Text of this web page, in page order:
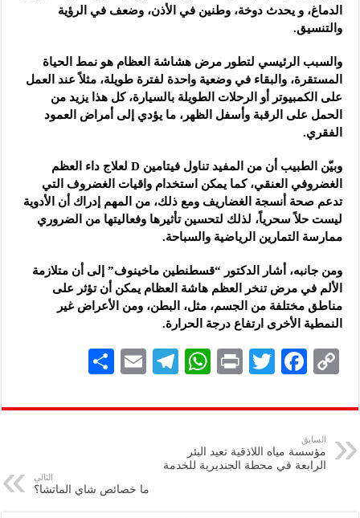
الدماغ، و يحدث دوخة، وطنين في الأذن، وضعف في الرؤية
والتنسيق.
والسبب الرئيسي لتطور مرض هشاشة العظام هو نمط الحياة
المستقرة، والبقاء في وضعية واحدة لفترة طويلة، مثلاً عند العمل
على الكمبيوتر أو الرحلات الطويلة بالسيارة، كل هذا يزيد من
الحمل على الرقبة وأسفل الظهر، ما يؤدي إلى أمراض العمود
الفقري.
وبيّن الطبيب أن من المفيد تناول فيتامين D لعلاج داء العظم
الغضروفي العنقي، كما يمكن استخدام واقيات الغضروف التي
تدعم صحة أنسجة الغضاريف ومع ذلك، من المهم إدراك أن الأدوية
ليست حلاً سحرياً، لذلك لتحسين تأثيرها وفعاليتها من الضروري
ممارسة التمارين الرياضية والسباحة.
ومن جانبه، أشار الدكتور “قسطنطين ماخينوف” إلى أن متلازمة
الألم في مرض تنخر العظم هاشة العظام يمكن أن تؤثر على
مناطق مختلفة من الجسم، مثل، البطن، ومن الأعراض غير
النمطية الأخرى ارتفاع درجة الحرارة.
C
p
y
Li
F
eb
k
T
tt
P
nt
W
at
A
Te
gr
E
ai
ar
السابق
مؤسسة مياه اللاذقية تعيد البئر
الرابعة في محطة الجنديرية للخدمة
التالي
ما خصائص شاي الماتشا؟